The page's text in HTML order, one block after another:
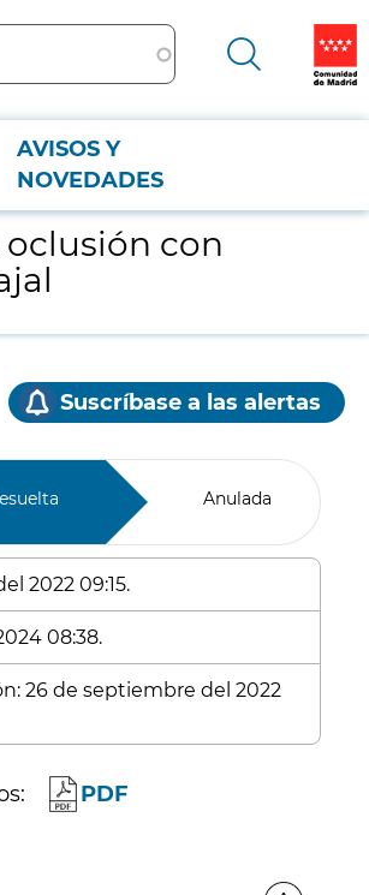
AVISOS Y
NOVEDADES
con
Suscríbase a las alertas
Anulada
2022 09:15.
08:38.
26 de septiembre del 2022
PDF